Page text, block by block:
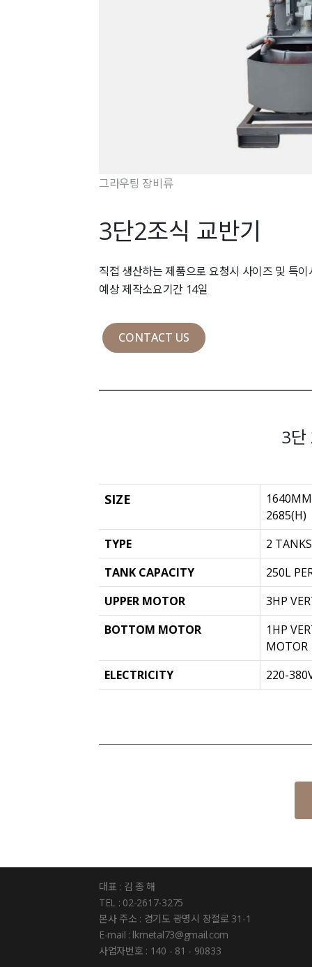
그라우팅 장비류
3단2조식 교반기
직접 생산하는 제품으로 요청시 사이즈 및 특
예상 제작소요기간 14일
CONTACT US
3단
SIZE
2685(H)
TYPE
2
TANK CAPACITY
250L
UPPER MOTOR
3HP
BOTTOM MOTOR
1HP
MOTOR
ELECTRICITY
220-
대표 : 김 종 해
TEL : 02-2617-3275
본사 주소 : 경기도 광명시 장절로 31-1
E-mail : lkmetal73@gmail.com
사업자번호 : 140 - 81 - 90833